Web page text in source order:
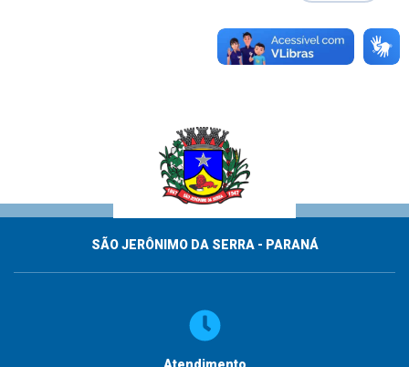
SÃO JERÔNIMO DA SERRA - PARANÁ